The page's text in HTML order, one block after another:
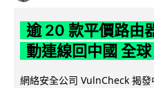
逾 20 款平價路由
動連線回中國 全
網絡安全公司 VulnCheck 揭